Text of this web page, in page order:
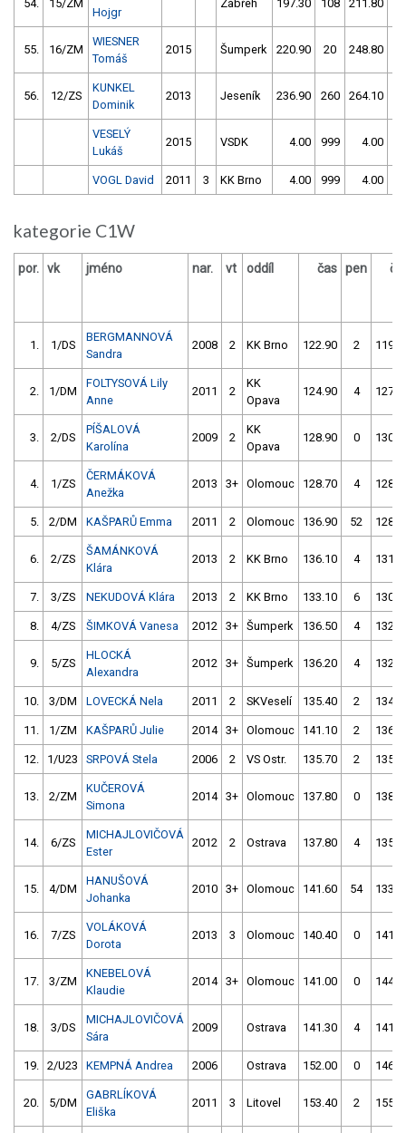
54. 15/ZM
Hojgr
Zábřeh 197.30 108 211.80
55. 16/ZM
WIESNER
Tomáš
2015 Šumperk 220.90 20 248.80
56. 12/ZS
KUNKEL
Dominik
2013 Jeseník 236.90 260 264.10
VESELÝ
Lukáš
2015 VSDK 4.00 999 4.00
VOGL David 2011 3 KK Brno 4.00 999 4.00
kategorie C1W
por. vk jméno nar. vt oddíl čas pen
1. 1/DS
BERGMANNOVÁ
Sandra
2008 2 KK Brno 122.90 2
2. 1/DM
FOLTYSOVÁ Lily
Anne
2011 2
KK
Opava
124.90 4
3. 2/DS
PÍŠALOVÁ
Karolína
2009 2
KK
Opava
128.90 0
4. 1/ZS
ČERMÁKOVÁ
Anežka
2013 3+ Olomouc 128.70 4
5. 2/DM KAŠPARŮ Emma 2011 2 Olomouc 136.90 52
6. 2/ZS
ŠAMÁNKOVÁ
Klára
2013 2 KK Brno 136.10 4
7. 3/ZS NEKUDOVÁ Klára 2013 2 KK Brno 133.10 6
8. 4/ZS ŠIMKOVÁ Vanesa 2012 3+ Šumperk 136.50 4
9. 5/ZS
HLOCKÁ
Alexandra
2012 3+ Šumperk 136.20 4
10. 3/DM LOVECKÁ Nela 2011 2 SKVeselí 135.40 2
11. 1/ZM KAŠPARŮ Julie 2014 3+ Olomouc 141.10 2
12. 1/U23 SRPOVÁ Stela 2006 2 VS Ostr. 135.70 2
13. 2/ZM
KUČEROVÁ
Simona
2014 3+ Olomouc 137.80 0
14. 6/ZS
MICHAJLOVIČOVÁ
Ester
2012 2 Ostrava 137.80 4
15. 4/DM
HANUŠOVÁ
Johanka
2010 3+ Olomouc 141.60 54
16. 7/ZS
VOLÁKOVÁ
Dorota
2013 3 Olomouc 140.40 0
17. 3/ZM
KNEBELOVÁ
Klaudie
2014 3+ Olomouc 141.00 0
18. 3/DS
MICHAJLOVIČOVÁ
Sára
2009 Ostrava 141.30 4
19. 2/U23 KEMPNÁ Andrea 2006 Ostrava 152.00 0
20. 5/DM
GABRLÍKOVÁ
Eliška
2011 3 Litovel 153.40 2